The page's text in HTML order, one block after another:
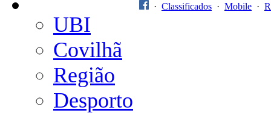
· Classificados · Mobile ·
UBI
Covilhã
Região
Desporto